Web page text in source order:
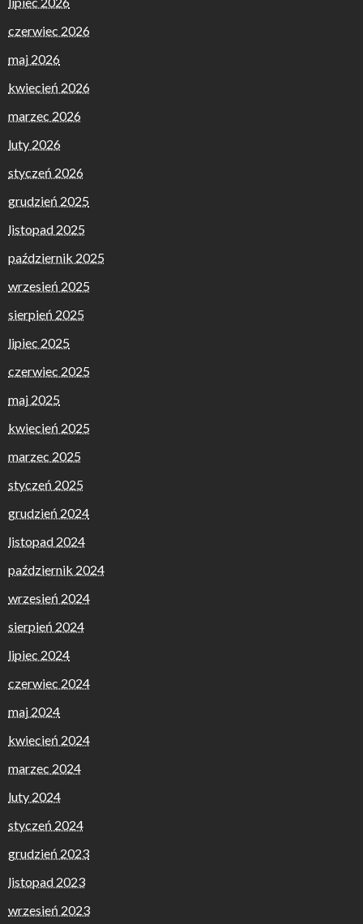
czerwiec 2026
maj 2026
kwiecień 2026
marzec 2026
luty 2026
styczeń 2026
grudzień 2025
listopad 2025
październik 2025
wrzesień 2025
sierpień 2025
lipiec 2025
czerwiec 2025
maj 2025
kwiecień 2025
marzec 2025
styczeń 2025
grudzień 2024
listopad 2024
październik 2024
wrzesień 2024
sierpień 2024
lipiec 2024
czerwiec 2024
maj 2024
kwiecień 2024
marzec 2024
luty 2024
styczeń 2024
grudzień 2023
listopad 2023
wrzesień 2023